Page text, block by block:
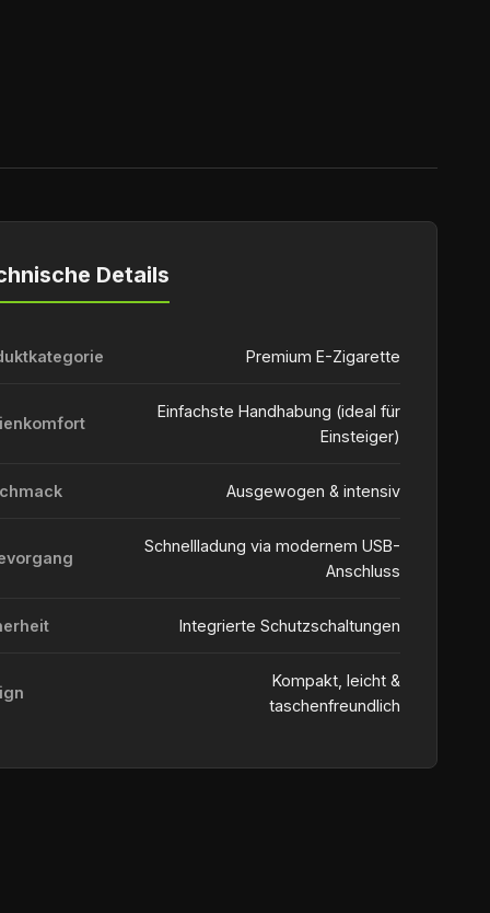
Details
Premium E-Zigarette
Einfachste Handhabung (ideal für
Einsteiger)
Ausgewogen & intensiv
Schnellladung via modernem USB-
Anschluss
Integrierte Schutzschaltungen
Kompakt, leicht &
taschenfreundlich